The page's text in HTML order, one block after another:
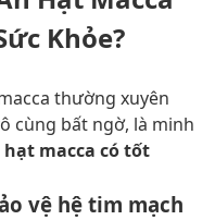
Khỏe?
thường xuyên
cùng bất ngờ, là minh
hạt macca có tốt
vệ hệ tim mạch